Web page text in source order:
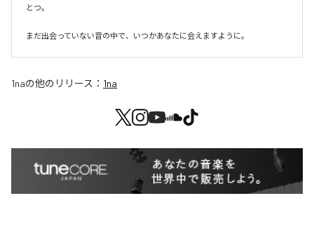
とつ。
まだ出会っていない音の中で、いつかあなたに会えますように。
1naの他のリリース： 1na